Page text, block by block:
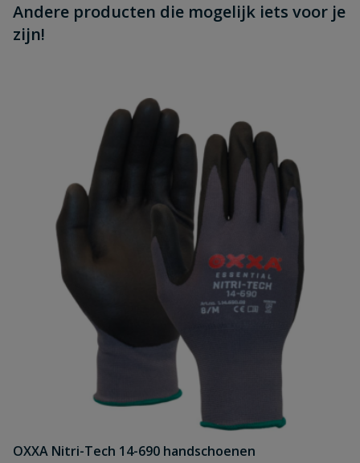
Andere producten die mogelijk iets voor je
zijn!
OXXA Nitri-Tech 14-690 handschoenen